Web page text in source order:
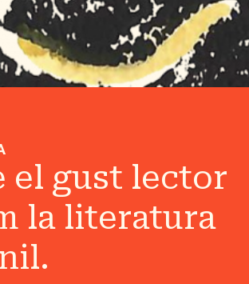
el gust lector
la literatura